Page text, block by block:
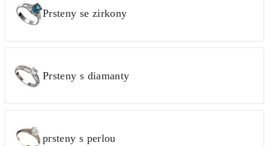
Prsteny se zirkony
Prsteny s diamanty
prsteny s perlou